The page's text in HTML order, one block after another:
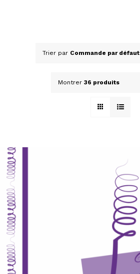
Trier par Commande par défaut
Montrer 36 produits